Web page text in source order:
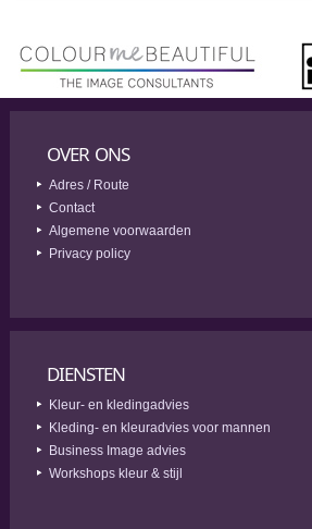
OVER ONS
Adres / Route
Contact
Algemene voorwaarden
Privacy policy
DIENSTEN
Kleur- en kledingadvies
Kleding- en kleuradvies voor mannen
Business Image advies
Workshops kleur & stijl